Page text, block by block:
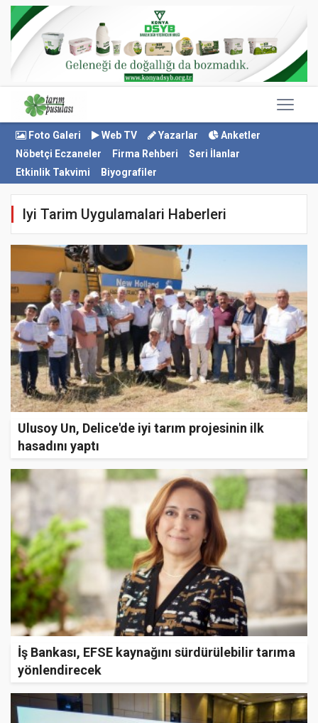
Foto Galeri Web TV Yazarlar
Anketler
Nöbetçi Eczaneler
Firma Rehberi
Seri İlanlar
Etkinlik Takvimi
Biyografiler
Iyi Tarim Uygulamalari Haberleri
Ulusoy Un, Delice'de iyi tarım projesinin ilk
hasadını yaptı
İş Bankası, EFSE kaynağını sürdürülebilir tarıma
yönlendirecek